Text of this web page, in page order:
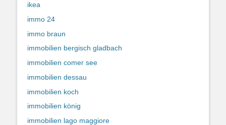
ikea
immo 24
immo braun
immobilien bergisch gladbach
immobilien comer see
immobilien dessau
immobilien koch
immobilien könig
immobilien lago maggiore